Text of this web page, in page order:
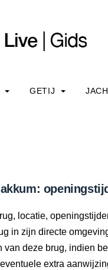
GETIJ
locatie,
in zijn directe
van deze brug, indien
extra